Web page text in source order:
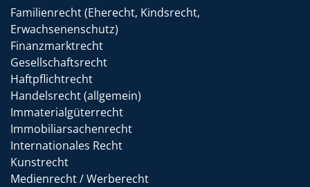
Familienrecht (Eherecht, Kindsrecht,
Erwachsenenschutz)
Finanzmarktrecht
Gesellschaftsrecht
Haftpflichtrecht
Handelsrecht (allgemein)
Immaterialgüterrecht
Immobiliarsachenrecht
Internationales Recht
Kunstrecht
Medienrecht / Werberecht